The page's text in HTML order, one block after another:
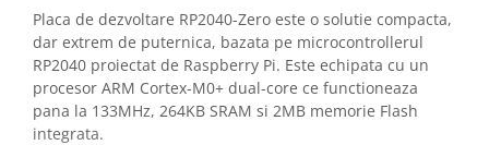
Contactoare
Blocuri de Distributie
Tablouri Electrice
Accesorii Tablouri Electrice
Stabilizatoare de Tensiune
Placa de dezvoltare RP2040-Zero este o solutie compacta,
dar extrem de puternica, bazata pe microcontrollerul
RP2040 proiectat de Raspberry Pi. Este echipata cu un
procesor ARM Cortex-M0+ dual-core ce functioneaza
pana la 133MHz, 264KB SRAM si 2MB memorie Flash
integrata.